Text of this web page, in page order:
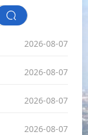
2026-08-07
2026-08-07
2026-08-07
2026-08-07